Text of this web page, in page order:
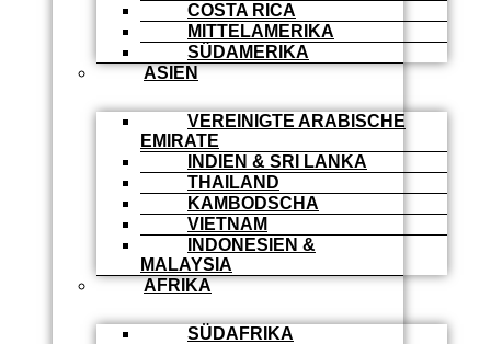
COSTA RICA
MITTELAMERIKA
SÜDAMERIKA
ASIEN
VEREINIGTE ARABISCHE
EMIRATE
INDIEN & SRI LANKA
THAILAND
KAMBODSCHA
VIETNAM
INDONESIEN &
MALAYSIA
AFRIKA
SÜDAFRIKA